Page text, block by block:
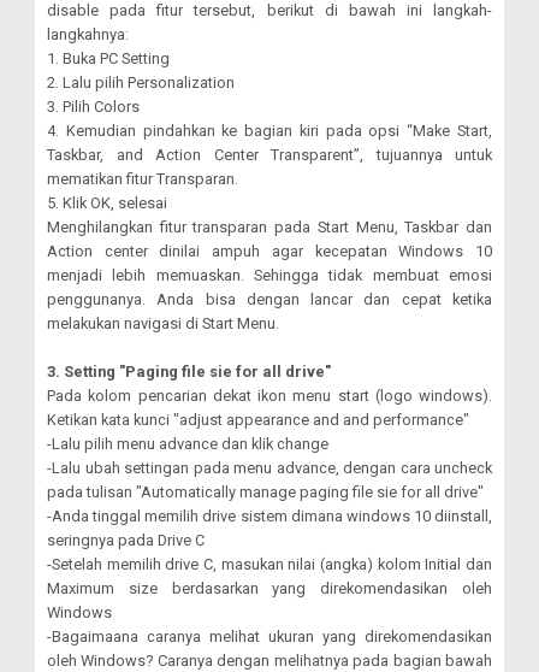
disable pada fitur tersebut, berikut di bawah ini langkah-
langkahnya:
1. Buka PC Setting
2. Lalu pilih Personalization
3. Pilih Colors
4. Kemudian pindahkan ke bagian kiri pada opsi “Make Start,
Taskbar, and Action Center Transparent”, tujuannya untuk
mematikan fitur Transparan.
5. Klik OK, selesai
Menghilangkan fitur transparan pada Start Menu, Taskbar dan
Action center dinilai ampuh agar kecepatan Windows 10
menjadi lebih memuaskan. Sehingga tidak membuat emosi
penggunanya. Anda bisa dengan lancar dan cepat ketika
melakukan navigasi di Start Menu.
3. Setting "Paging file sie for all drive"
Pada kolom pencarian dekat ikon menu start (logo windows).
Ketikan kata kunci "adjust appearance and and performance"
-Lalu pilih menu advance dan klik change
-Lalu ubah settingan pada menu advance, dengan cara uncheck
pada tulisan "Automatically manage paging file sie for all drive"
-Anda tinggal memilih drive sistem dimana windows 10 diinstall,
seringnya pada Drive C
-Setelah memilih drive C, masukan nilai (angka) kolom Initial dan
Maximum size berdasarkan yang direkomendasikan oleh
Windows
-Bagaimaana caranya melihat ukuran yang direkomendasikan
oleh Windows? Caranya dengan melihatnya pada bagian bawah